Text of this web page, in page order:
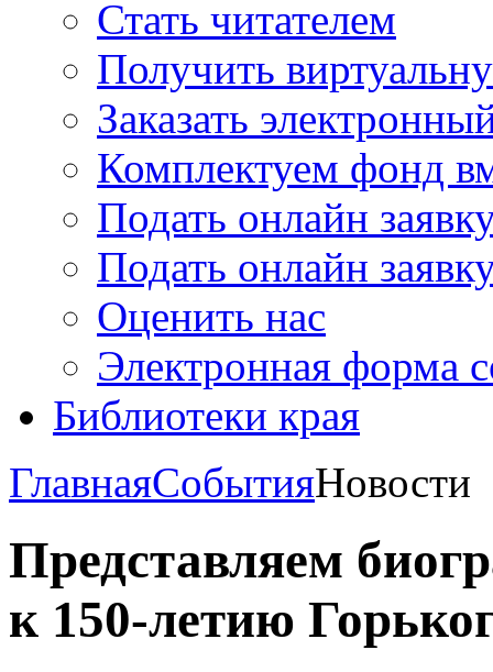
Стать читателем
Получить
Заказать
Комплектуем фонд
Подать онлайн
Подать онлайн
Оценить нас
Электронная форма
Библиотеки края
ГлавнаяСобытияНовости
Представляем
к 150-летию